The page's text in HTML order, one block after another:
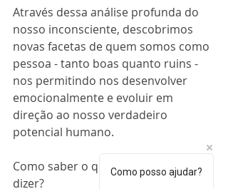
Através dessa análise profunda do
nosso inconsciente, descobrimos
novas facetas de quem somos como
pessoa - tanto boas quanto ruins -
nos permitindo nos desenvolver
emocionalmente e evoluir em
direção ao nosso verdadeiro
potencial humano.
Como saber o que o sonho quer
dizer?
Como posso ajudar?